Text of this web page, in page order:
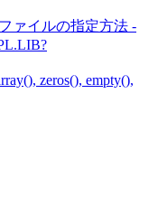
ァイルの指定方法 -
zeros(), empty(),